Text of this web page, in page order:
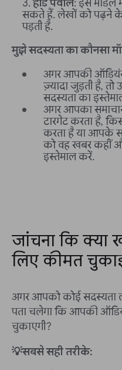
हार्ड पेवॉल: इस मॉडल
सकते हैं. लेखों को पढ़ने के
पड़ती है.
मुझे सदस्यता का कौनसा
अगर आपकी
ज़्यादा जुड़ती है,
सदस्यता का
अगर आपका
टारगेट करता है,
करता है या आपके
को वह खबर कहीं
इस्तेमाल करें.
जांचना कि क्या
लिए कीमत
अगर आपको कोई सदस्यता
पता चलेगा कि आपकी
चुकाएगी?
💡सबसे सही तरीके: